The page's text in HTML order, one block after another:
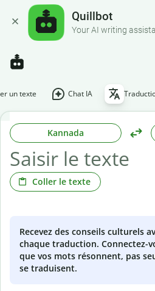
Quillbot
Your AI writing
un texte Chat IA
Kannada
Coller le texte
Recevez des conseils culturels
chaque traduction. Connectez-
que vos mots résonnent, pas
se traduisent.